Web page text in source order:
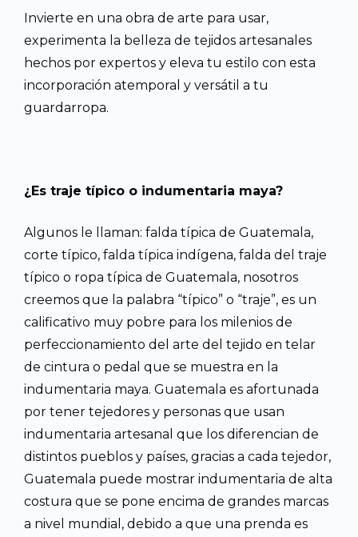
Invierte en una obra de arte para usar,
experimenta la belleza de tejidos artesanales
hechos por expertos y eleva tu estilo con esta
incorporación atemporal y versátil a tu
guardarropa.
¿Es traje típico o indumentaria maya?
Algunos le llaman: falda típica de Guatemala,
corte típico, falda típica indígena, falda del traje
típico o ropa típica de Guatemala, nosotros
creemos que la palabra “típico” o “traje”, es un
calificativo muy pobre para los milenios de
perfeccionamiento del arte del tejido en telar
de cintura o pedal que se muestra en la
indumentaria maya. Guatemala es afortunada
por tener tejedores y personas que usan
indumentaria artesanal que los diferencian de
distintos pueblos y países, gracias a cada tejedor,
Guatemala puede mostrar indumentaria de alta
costura que se pone encima de grandes marcas
a nivel mundial, debido a que una prenda es